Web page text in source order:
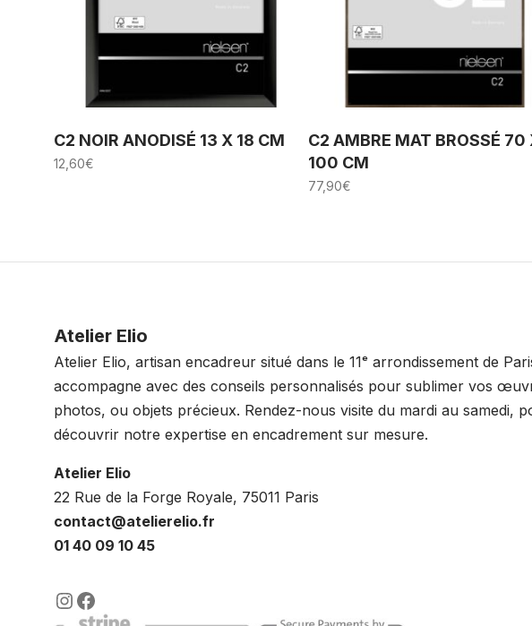
C2 NOIR ANODISÉ 13 X 18 CM
12,60€
C2 AMBRE MAT BROSSÉ 70
100 CM
77,90€
Atelier Elio
Atelier Elio, artisan encadreur situé dans le 11ᵉ arrondissement de
accompagne avec des conseils personnalisés pour sublimer vos
photos, ou objets précieux. Rendez-nous visite du mardi au samedi,
découvrir notre expertise en encadrement sur mesure.
Atelier Elio
22 Rue de la Forge Royale, 75011 Paris
contact@atelierelio.fr
01 40 09 10 45
https://www.instagram.com/
https://www.facebook.com/